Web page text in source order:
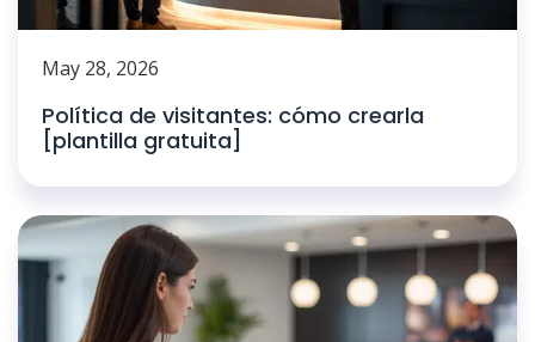
May 28, 2026
Política de visitantes: cómo crearla
[plantilla gratuita]